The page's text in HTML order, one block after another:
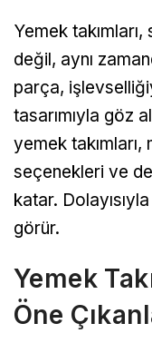
Yemek
değil, aynı
parça,
tasarımıyla göz
yemek
seçenekleri ve
katar.
görür.
Yemek
Öne